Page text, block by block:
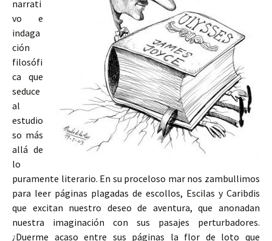
narrati
vo e
indaga
ción
filosófi
ca que
seduce
al
estudio
so más
allá de
lo
puramente literario. En su proceloso mar nos zambullimos
para leer páginas plagadas de escollos, Escilas y Caribdis
que excitan nuestro deseo de aventura, que anonadan
nuestra imaginación con sus pasajes perturbadores.
¿Duerme acaso entre sus páginas la flor de loto que